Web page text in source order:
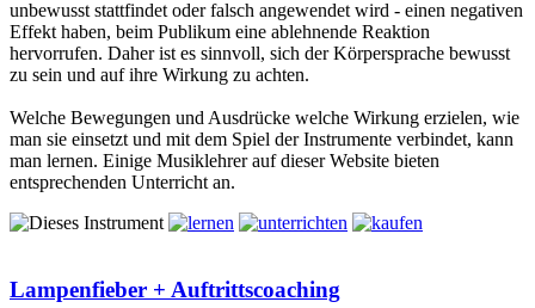
unbewusst stattfindet oder falsch angewendet wird - einen negativen
Effekt haben, beim Publikum eine ablehnende Reaktion
hervorrufen. Daher ist es sinnvoll, sich der Körpersprache bewusst
zu sein und auf ihre Wirkung zu achten.
Welche Bewegungen und Ausdrücke welche Wirkung erzielen, wie
man sie einsetzt und mit dem Spiel der Instrumente verbindet, kann
man lernen. Einige Musiklehrer auf dieser Website bieten
entsprechenden Unterricht an.
Lampenfieber + Auftrittscoaching